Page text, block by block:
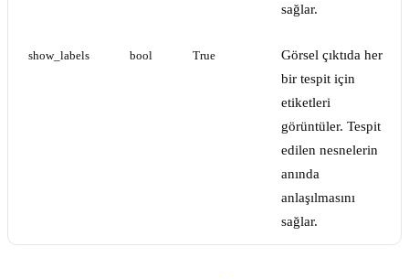
sağlar.
show_labels bool True
Görsel çıktıda her
bir tespit için
etiketleri
görüntüler. Tespit
edilen nesnelerin
anında
anlaşılmasını
sağlar.